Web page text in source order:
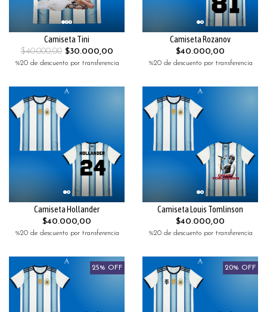
Camiseta Tini
$40.000,00$30.000,00
%20 de descuento por transferencia
Camiseta Rozanov
$40.000,00
%20 de descuento por transferencia
Camiseta Hollander
$40.000,00
%20 de descuento por transferencia
Camiseta Louis Tomlinson
$40.000,00
%20 de descuento por transferencia
25% OFF 20% OFF